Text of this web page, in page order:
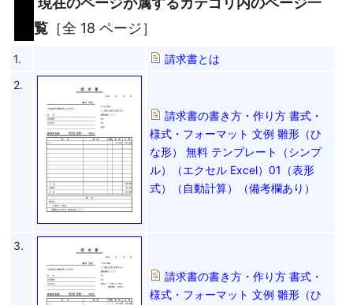
覧 ［全 18 ページ］
1.
請求書とは
2.
請求書の書き方・作り方 書式・
様式・フォーマット 文例 雛形（ひ
な形） 無料 テンプレート（シンプ
ル）（エクセル Excel）01（表形
式）（自動計算）（備考欄あり）
3.
請求書の書き方・作り方 書式・
様式・フォーマット 文例 雛形（ひ